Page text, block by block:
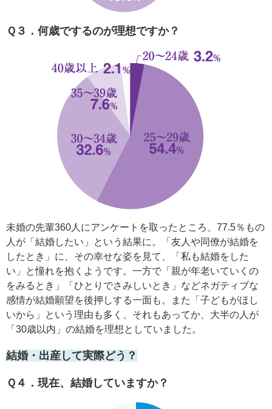
Ｑ３．何歳でするのが理想ですか？
未婚の先輩360人にアンケートを取ったところ、77.5％もの
人が「結婚したい」という結果に。「友人や同僚が結婚を
したとき」に、その幸せな姿を見て、「私も結婚をした
い」と憧れを抱くようです。一方で「親が年老いていくの
をみるとき」「ひとりでさみしいとき」などネガティブな
感情が結婚願望を後押しする一面も。また「子どもがほし
いから」という理由も多く、それもあってか、大半の人が
「30歳以内」の結婚を理想としていました。
結婚・出産して実際どう？
Ｑ４．現在、結婚していますか？